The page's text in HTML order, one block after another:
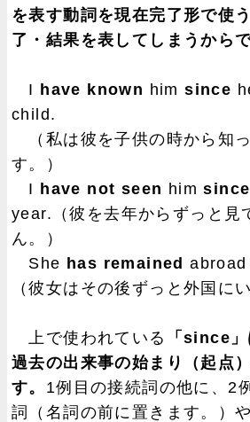
を表す動詞を現在完了形で使
了・結果を表してしまうからで
I have known himsince
child.
（私は彼を子供の時から知
す。）
I have not seen himsince
year.（彼を去年からずっと見
ん。）
She has remained
（彼女はその後ずっと外国に
上で使われている
「since
過去の出来事の始まり（起点
す。 1例目の接続詞の他に、2
詞（名詞の前に置きます。）